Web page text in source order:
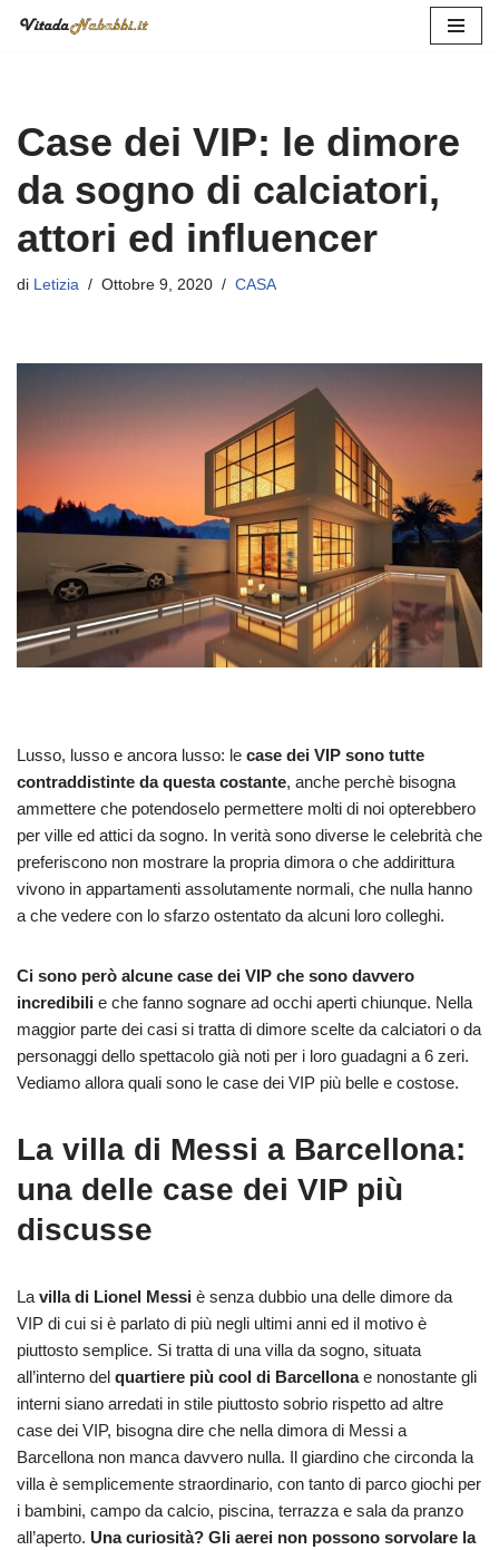
Case dei VIP: le dimore
da sogno di calciatori,
attori ed influencer
di Letizia Ottobre 9, 2020 CASA
Lusso, lusso e ancora lusso: le case dei VIP sono tutte
contraddistinte da questa costante, anche perchè bisogna
ammettere che potendoselo permettere molti di noi opterebbero
per ville ed attici da sogno. In verità sono diverse le celebrità che
preferiscono non mostrare la propria dimora o che addirittura
vivono in appartamenti assolutamente normali, che nulla hanno
a che vedere con lo sfarzo ostentato da alcuni loro colleghi.
Ci sono però alcune case dei VIP che sono davvero
incredibili e che fanno sognare ad occhi aperti chiunque. Nella
maggior parte dei casi si tratta di dimore scelte da calciatori o da
personaggi dello spettacolo già noti per i loro guadagni a 6 zeri.
Vediamo allora quali sono le case dei VIP più belle e costose.
La villa di Messi a Barcellona:
una delle case dei VIP più
discusse
Lavilla di Lionel Messi è senza dubbio una delle dimore da
VIP di cui si è parlato di più negli ultimi anni ed il motivo è
piuttosto semplice. Si tratta di una villa da sogno, situata
all’interno del quartiere più cool di Barcellonae nonostante gli
interni siano arredati in stile piuttosto sobrio rispetto ad altre
case dei VIP, bisogna dire che nella dimora di Messi a
Barcellona non manca davvero nulla. Il giardino che circonda la
villa è semplicemente straordinario, con tanto di parco giochi per
i bambini, campo da calcio, piscina, terrazza e sala da pranzo
all’aperto. Una curiosità? Gli aerei non possono sorvolare la